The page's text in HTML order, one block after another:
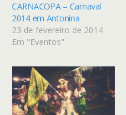
CARNACOPA – Carnaval
2014 em Antonina
23 de fevereiro de 2014
Em "Eventos"